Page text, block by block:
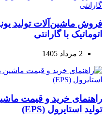
فروش ماشین‌آلات تولید
اتوماتیک با گارانتی
2 مرداد 1405
راهنمای خرید و قیمت
تولید استایرول (EPS)